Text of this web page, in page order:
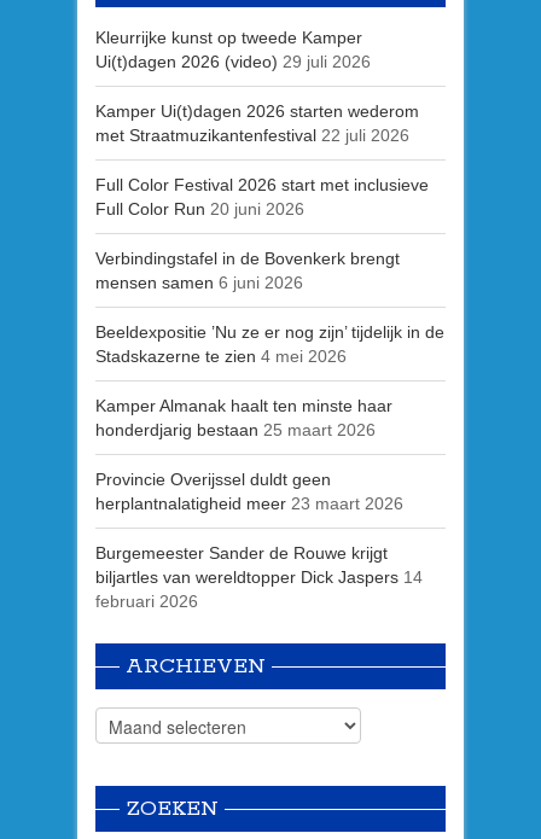
Kleurrijke kunst op tweede Kamper
Ui(t)dagen 2026 (video) 29 juli 2026
Kamper Ui(t)dagen 2026 starten wederom
met Straatmuzikantenfestival 22 juli 2026
Full Color Festival 2026 start met inclusieve
Full Color Run 20 juni 2026
Verbindingstafel in de Bovenkerk brengt
mensen samen 6 juni 2026
Beeldexpositie ’Nu ze er nog zijn’ tijdelijk in de
Stadskazerne te zien 4 mei 2026
Kamper Almanak haalt ten minste haar
honderdjarig bestaan 25 maart 2026
Provincie Overijssel duldt geen
herplantnalatigheid meer 23 maart 2026
Burgemeester Sander de Rouwe krijgt
biljartles van wereldtopper Dick Jaspers 14
februari 2026
ARCHIEVEN
ZOEKEN